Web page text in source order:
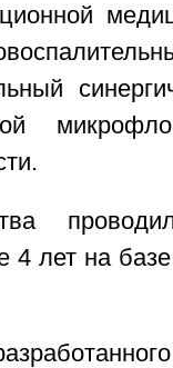
4 лет на